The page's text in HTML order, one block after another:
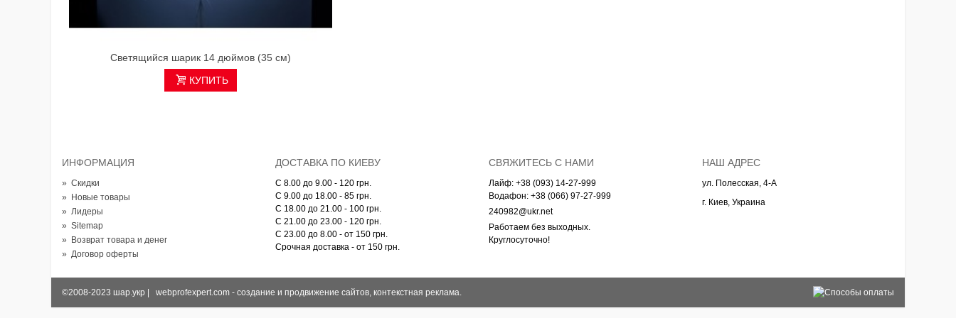
Светящийся шарик 14 дюймов (35 см)
КУПИТЬ
ИНФОРМАЦИЯ
» Скидки
» Новые товары
» Лидеры
» Sitemap
» Возврат товара и денег
» Договор оферты
ДОСТАВКА ПО КИЕВУ
С 8.00 до 9.00 - 120 грн.
С 9.00 до 18.00 - 85 грн.
С 18.00 до 21.00 - 100 грн.
С 21.00 до 23.00 - 120 грн.
С 23.00 до 8.00 - от 150 грн.
Срочная доставка - от 150 грн.
СВЯЖИТЕСЬ С НАМИ
Лайф: +38 (093) 14-27-999
Водафон: +38 (066) 97-27-999
240982@ukr.net
Работаем без выходных.
Круглосуточно!
НАШ АДРЕС
ул. Полесская, 4-А
г. Киев, Украина
©2008-2023 шар.укр | webprofexpert.com - создание и продвижение сайтов, контекстная реклама.